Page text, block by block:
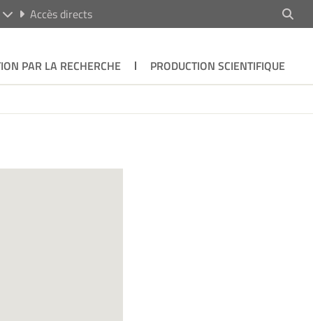
Accès directs
PAR LA RECHERCHE PRODUCTION SCIENTIFIQUE